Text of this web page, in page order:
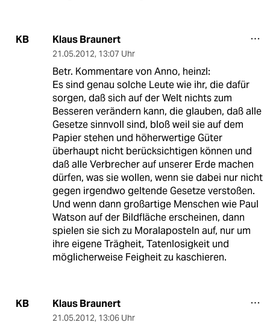
KB Klaus Braunert
21.05.2012, 13:07 Uhr
Betr. Kommentare von Anno, heinzl:
Es sind genau solche Leute wie ihr, die dafür
sorgen, daß sich auf der Welt nichts zum
Besseren verändern kann, die glauben, daß alle
Gesetze sinnvoll sind, bloß weil sie auf dem
Papier stehen und höherwertige Güter
überhaupt nicht berücksichtigen können und
daß alle Verbrecher auf unserer Erde machen
dürfen, was sie wollen, wenn sie dabei nur nicht
gegen irgendwo geltende Gesetze verstoßen.
Und wenn dann großartige Menschen wie Paul
Watson auf der Bildfläche erscheinen, dann
spielen sie sich zu Moralaposteln auf, nur um
ihre eigene Trägheit, Tatenlosigkeit und
möglicherweise Feigheit zu kaschieren.
KB Klaus Braunert
21.05.2012, 13:06 Uhr